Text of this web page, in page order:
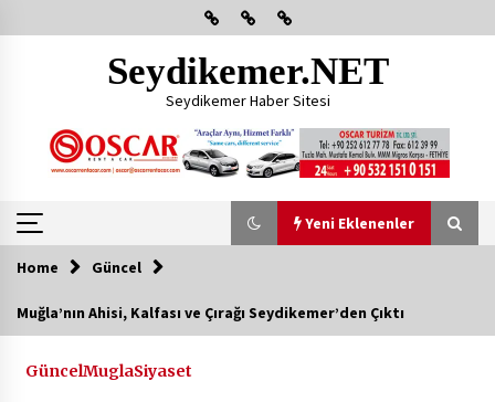
to
Seydikemer.NET
Seydikemer Haber Sitesi
Yeni Eklenenler
Yeni Eklenenler
2 ay ago
Home Güncel
Muğla’nın Ahisi, Kalfası ve Çırağı Seydikemer’den Çıktı
GüncelMuglaSiyaset